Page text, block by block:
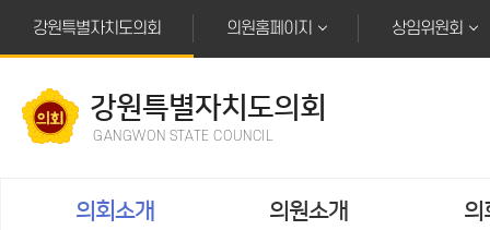
강원특별자치도의회
의원홈페이지 상임위원회
강원특별자치도의회
GANGWON STATE COUNCIL
의회소개 의원소개 의